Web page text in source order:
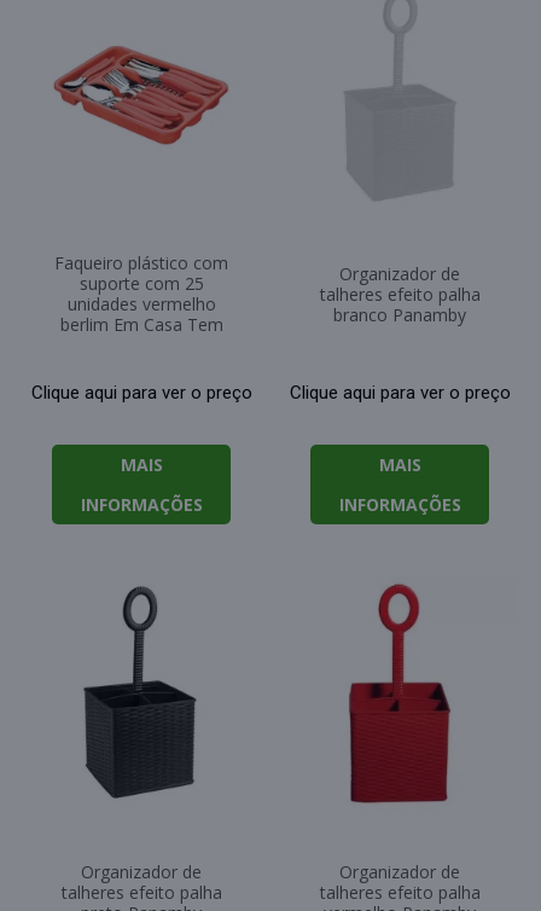
Faqueiro plástico com
suporte com 25
unidades vermelho
berlim Em Casa Tem
Clique aqui para ver o preço
MAIS
INFORMAÇÕES
Organizador de
talheres efeito palha
branco Panamby
Clique aqui para ver o preço
MAIS
INFORMAÇÕES
Organizador de
talheres efeito palha
Organizador de
talheres efeito palha